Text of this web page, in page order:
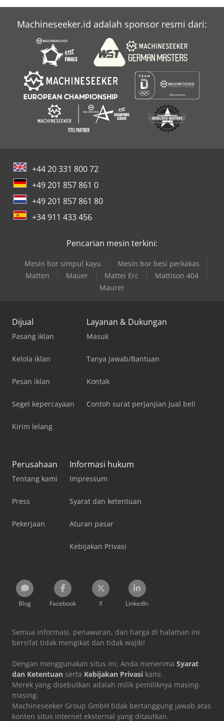
Machineseeker.id adalah sponsor resmi dari:
+44 20 331 800 72
+49 201 857 861 0
+49 201 857 861 80
+34 911 433 456
Pencarian mesin terkini:
Mesin bor simpul kayu
Mesin bor besi perkakas
Matten
Mauer Mattei Erc
Mattison 404
Maurer
Dijual
Pasang iklan
Kelola iklan
Pesan iklan
Segel kepercayaan
Kirim lelang
Layanan & Dukungan
Masuk
Tanya Jawab/Bantuan
Kontak
Contoh surat perjanjian jual beli
Perusahaan
Tentang kami
Press
Pekerjaan
Informasi hukum
Impressum
Syarat dan ketentuan
Aturan pasar
Kebijakan Privasi
Blog Facebook X LinkedIn
Semua informasi, penawaran, dan harga di halaman ini
bersifat tidak mengikat dan tidak wajib!
Dengan menggunakan situs ini, Anda menerima Syarat
dan Ketentuan serta Kebijakan Privasi kami.
Merek yang disebutkan adalah milik pemiliknya masing-
masing.
Machineseeker Group GmbH tidak bertanggung jawab atas
konten situs internet eksternal yang ditautkan.